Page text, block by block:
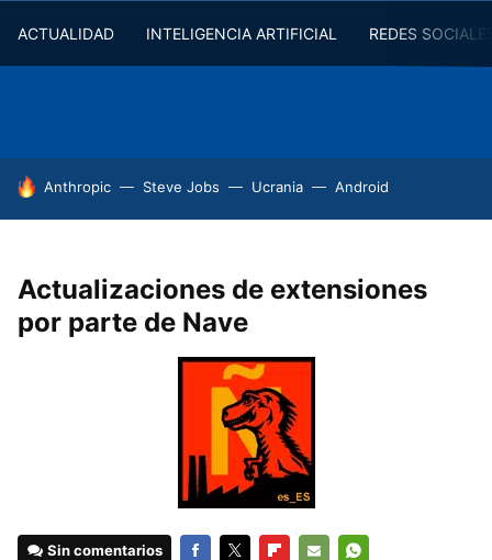
ACTUALIDAD INTELIGENCIA ARTIFICIAL REDES
HOY SE HABLA DE
Anthropic Steve Jobs Ucrania Android
Actualizaciones de extensiones
por parte de Nave
Sin comentarios